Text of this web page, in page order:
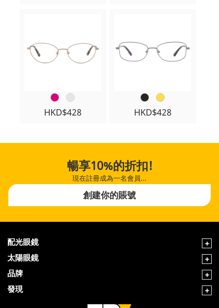
HKD$428 HKD$428
暢享10%的折扣!
現在註冊成為一名會員...
創建你的賬號
配光眼鏡
太陽眼鏡
品牌
發現